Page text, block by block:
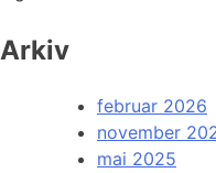
Arkiv
februar 2026
november
mai 2025